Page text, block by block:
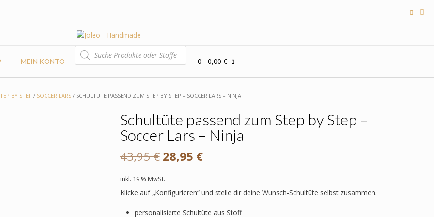
MEIN KONTO
PRODUCTS
SEARCH
0 - 0,00 €
BY STEP / SOCCER LARS / SCHULTÜTE PASSEND ZUM STEP BY STEP – SOCCER LARS – NINJA
Schultüte passend zum Step by Step –
Soccer Lars – Ninja
43,95€ Ursprünglicher
Preis
war:
43,95 €
28,95 €Aktueller
ist:
28,95 €.
inkl. 19 % MwSt.
Klicke auf „Konfigurieren“ und stelle dir deine Wunsch-Schultüte selbst zusammen.
personalisierte Schultüte aus Stoff